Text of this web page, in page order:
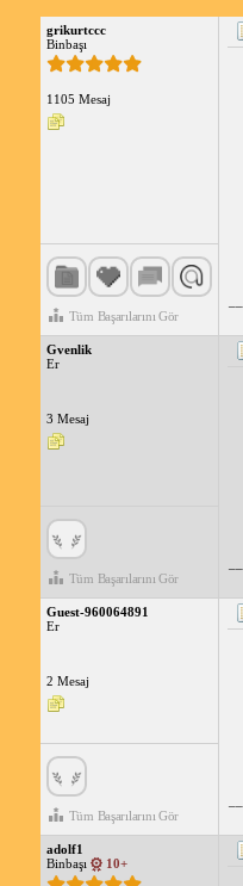
grikurtccc
Binbaşı
1105 Mesaj
Tüm Başarılarını Gör
Gvenlik
Er
3 Mesaj
Tüm Başarılarını Gör
Guest-960064891
Er
2 Mesaj
Tüm Başarılarını Gör
adolf1
Binbaşı
10+